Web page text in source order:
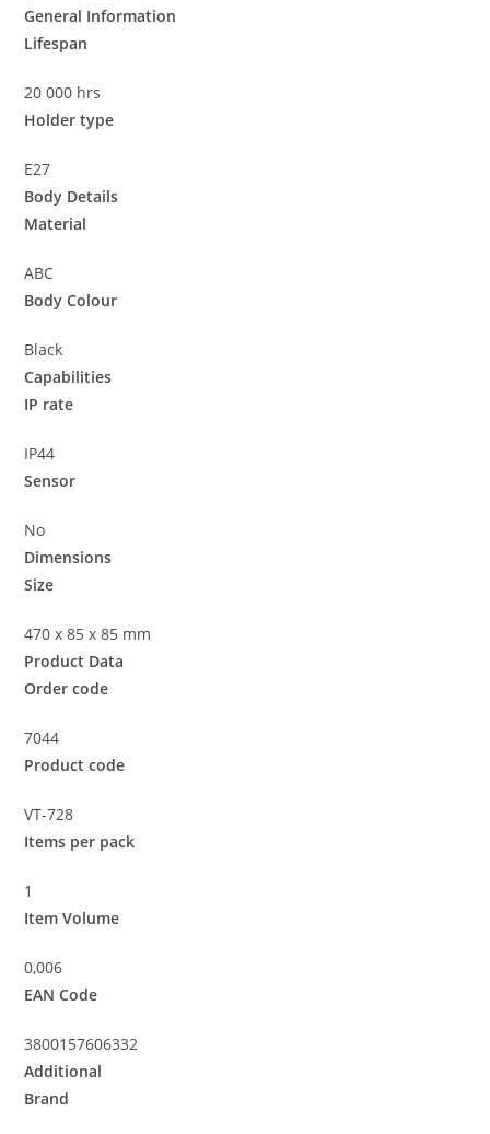
General Information
Lifespan
20 000 hrs
Holder type
E27
Body Details
Material
ABC
Body Colour
Black
Capabilities
IP rate
IP44
Sensor
No
Dimensions
Size
470 x 85 x 85 mm
Product Data
Order code
7044
Product code
VT-728
Items per pack
1
Item Volume
0,006
EAN Code
3800157606332
Additional
Brand